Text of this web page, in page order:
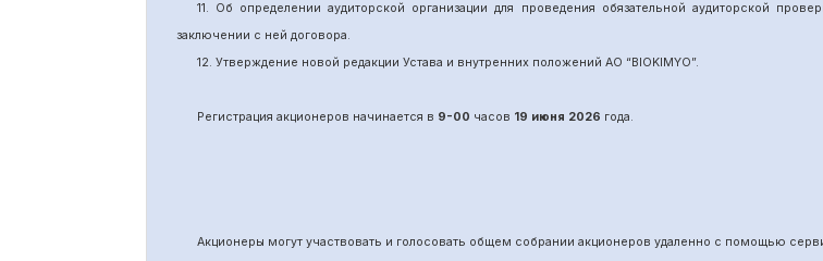
11.
Об определении аудиторской организации для проведения обязательной аудиторской
заключении с ней договора.
12. Утверждение новой редакции Устава и внутренних положений АО “BIOKIMYO”.
Регистрация акционеров начинается в 9-00 часов 19 июня 2026 года.
Акционеры могут участвовать и голосовать общем собрании акционеров удаленно с помощью